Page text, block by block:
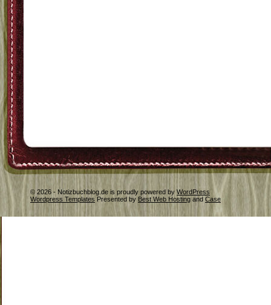
© 2026 - Notizbuchblog.de is proudly powered by WordPress
Wordpress Templates Presented by Best Web Hosting and Case